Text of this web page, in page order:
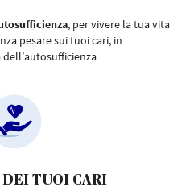
, per vivere la tua vita
pesare sui tuoi cari, in
TUOI CARI